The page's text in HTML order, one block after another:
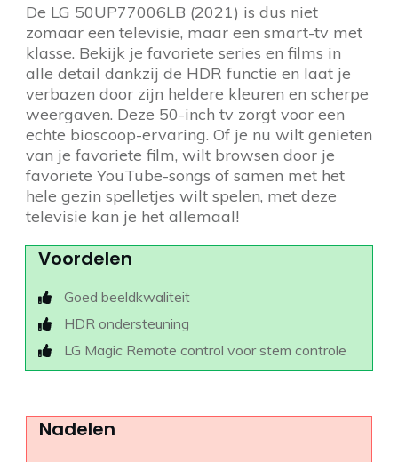
De LG 50UP77006LB (2021) is dus niet
zomaar een televisie, maar een smart-tv met
klasse. Bekijk je favoriete series en films in
alle detail dankzij de HDR functie en laat je
verbazen door zijn heldere kleuren en scherpe
weergaven. Deze 50-inch tv zorgt voor een
echte bioscoop-ervaring. Of je nu wilt genieten
van je favoriete film, wilt browsen door je
favoriete YouTube-songs of samen met het
hele gezin spelletjes wilt spelen, met deze
televisie kan je het allemaal!
Voordelen
Goed beeldkwaliteit
HDR ondersteuning
LG Magic Remote control voor stem controle
Nadelen